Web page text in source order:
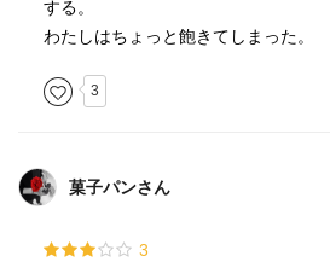
する。
わたしはちょっと飽きてしまった。
3
菓子パンさん
3